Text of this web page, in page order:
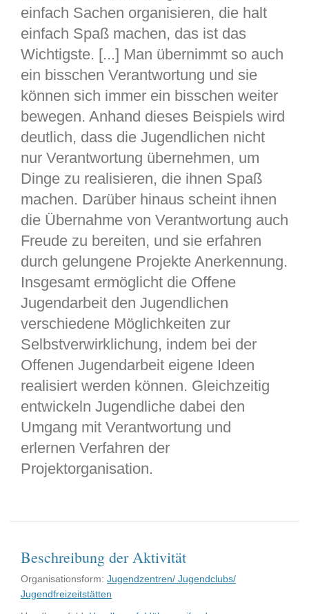
einfach Sachen organisieren, die halt
einfach Spaß machen, das ist das
Wichtigste. [...] Man übernimmt so auch
ein bisschen Verantwortung und sie
können sich immer ein bisschen weiter
bewegen. Anhand dieses Beispiels wird
deutlich, dass die Jugendlichen nicht
nur Verantwortung übernehmen, um
Dinge zu realisieren, die ihnen Spaß
machen. Darüber hinaus scheint ihnen
die Übernahme von Verantwortung auch
Freude zu bereiten, und sie erfahren
durch gelungene Projekte Anerkennung.
Insgesamt ermöglicht die Offene
Jugendarbeit den Jugendlichen
verschiedene Möglichkeiten zur
Selbstverwirklichung, indem bei der
Offenen Jugendarbeit eigene Ideen
realisiert werden können. Gleichzeitig
entwickeln Jugendliche dabei den
Umgang mit Verantwortung und
erlernen Verfahren der
Projektorganisation.
Beschreibung der Aktivität
Organisationsform: Jugendzentren/ Jugendclubs/
Jugendfreizeitstätten